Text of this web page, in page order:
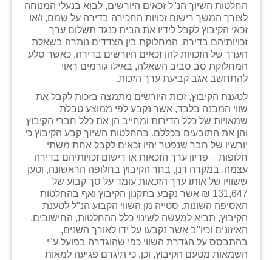
החלטות השיוך הנ"ל זכאים היורשים, לבוא בנעלי המנוחה
לצורך המשך רישום זכויות החכירה בדירה על שמם, ו/או
זכאי הקיבוץ לקבל לידיו את הבית כנגד תשלום ערך
זכויותיהם בדירה. המחלוקת בין הצדדים נותרה בשאלת
הערך של הזכויות להן זכאים היורשים בדירה, כאשר סלע
המחלוקת סב סביב השאלה, באילו גורמים ראוי
להתחשב אגב קביעת ערך הזכות.
לטענת הקיבוץ, זכות היורשים מתמצה בזכות לקבל את
שווי המבנה בלבד, אשר נקבע לפי ממוצע טבלת
שמאויות של כלל הדירות ומחייב הן את כלל חברי הקיבוץ
והן את התובעים בכללם. בהחלטות השיוך קבע הקיבוץ כי
יורשיו של חבר שנפטר יהיו זכאים לקבל אחת משתי
חלופות – פדיון ערך הזכאות או רישום זכויותיהם בדירה
עצמה. במקרה דנן, בחר הקיבוץ בחלופה הראשונה, וטען
ששוויו של אותו ערך הזכאות עומד על סך קבוע של
131,647 ₪ אשר נקבע בתקנון הקיבוץ ואף בהחלטות
האסיפה השונות. סטייה מן השווי הקבוע הנ"ל לטענת
הקיבוץ, תביא למעשה לשינוי כלל ההחלטות, החישובים,
האיזונים וכיו"ב אשר נקבעו על ידו לאורך השנים,
בהתבסס על הגדרת השווי כפי שהוגדרה בפועל ע"י
השמאות מטעם הקיבוץ, וכן, כי תיגרם פגיעה למאות
מישר
מכורה
מנחמיה
נאות הכיכר
נווה אטי״ב
נהריה (אג״ש)
ניר צבי
עין חצבה
עין תמר
עמרים
קורנית